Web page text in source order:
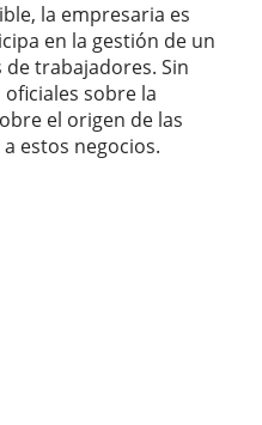
la empresaria es
en la gestión de un
trabajadores. Sin
sobre la
el origen de las
estos negocios.